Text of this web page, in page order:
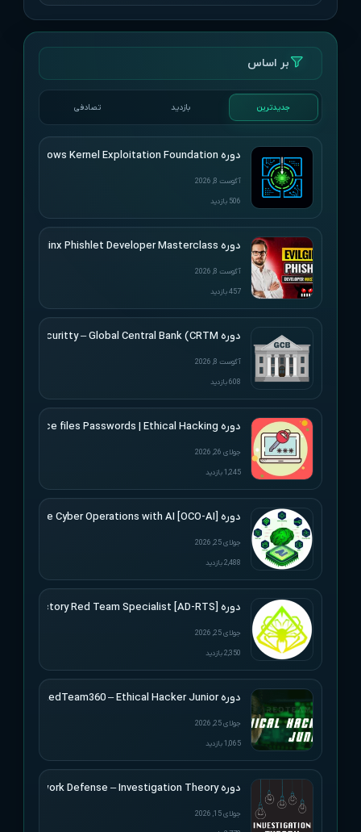
بر اساس
جدیدترین بازدید تصادفی
دوره HackSys – Windows Kernel Exploitation Foundation
آگوست 8, 2026
506 بازدید
دوره SimplerHacking – Evilginx Phishlet Developer Masterclass
آگوست 8, 2026
457 بازدید
دوره Altered Securitty – Global Central Bank (CRTM)
آگوست 8, 2026
608 بازدید
دوره Udemy – Cracking Microsoft Office files Passwords | Ethical Hacking
جولای 26, 2026
1,245 بازدید
دوره [Offensive Cyber Operations with AI [OCO-AI
جولای 25, 2026
2,488 بازدید
دوره [Active Directory Red Team Specialist [AD-RTS
جولای 25, 2026
2,350 بازدید
دوره RedTeam360 – Ethical Hacker Junior
جولای 25, 2026
1,065 بازدید
دوره Applied Network Defense – Investigation Theory
جولای 15, 2026